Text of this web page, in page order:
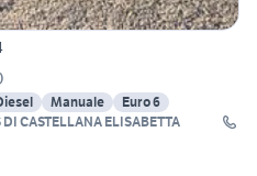
)
Manuale
Euro 6
DI CASTELLANA ELISABETTA